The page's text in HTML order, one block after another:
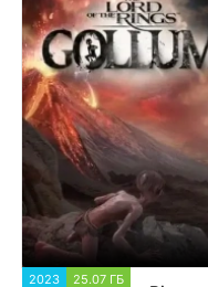
2023 25.07 ГБ